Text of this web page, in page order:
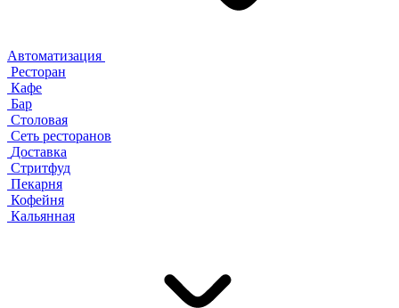
Автоматизация
Ресторан
Кафе
Бар
Столовая
Сеть ресторанов
Доставка
Стритфуд
Пекарня
Кофейня
Кальянная